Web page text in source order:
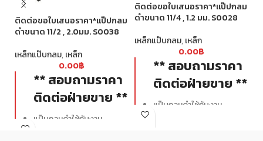
ติดต่อขอใบเสนอราคา*แป๊ปกลม
ดำขนาด 11/2 , 2.0มม. S0038
เหล็กแป๊บกลม,เหล็ก
0.00฿
** สอบถามราคา
ติดต่อฝ่ายขาย **
แป๊บกลมดำใช้กับงาน
ติดต่อขอใบเสนอราคา*แป๊ปกลม
ดำขนาด 11/4 , 1.2 มม. S0028
เหล็กแป๊บกลม,เหล็ก
0.00฿
** สอบถามราคา
ติดต่อฝ่ายขาย **
แป๊บกลมดำใช้กับงาน